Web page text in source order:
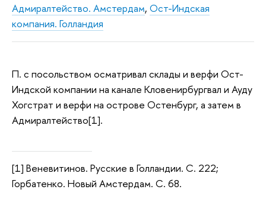
Адмиралтейство. Амстердам, Ост-Индская
компания. Голландия
П. с посольством осматривал склады и верфи Ост-
Индской компании на канале Кловенирбургвал и Ауду
Хогстрат и верфи на острове Остенбург, а затем в
Адмиралтейство[1].
[1] Веневитинов. Русские в Голландии. С. 222;
Горбатенко. Новый Амстердам. С. 68.